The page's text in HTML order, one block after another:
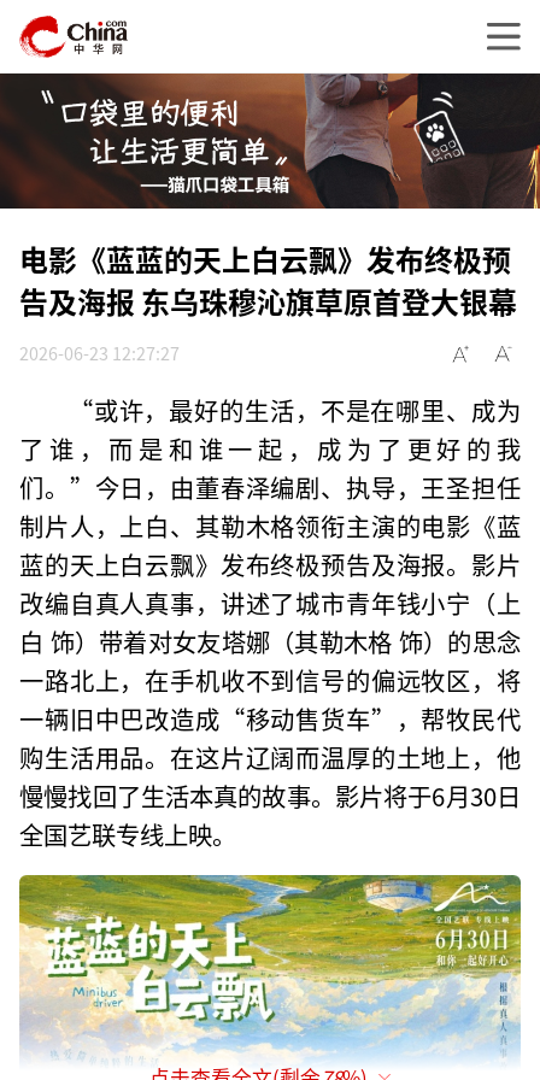
电影《蓝蓝的天上白云飘》发布终极预
告及海报 东乌珠穆沁旗草原首登大银幕
2026-06-23 12:27:27
“或许，最好的生活，不是在哪里、成为
了谁，而是和谁一起，成为了更好的我
们。”今日，由董春泽编剧、执导，王圣担任
制片人，上白、其勒木格领衔主演的电影《蓝
蓝的天上白云飘》发布终极预告及海报。影片
改编自真人真事，讲述了城市青年钱小宁（上
白 饰）带着对女友塔娜（其勒木格 饰）的思念
一路北上，在手机收不到信号的偏远牧区，将
一辆旧中巴改造成“移动售货车”，帮牧民代
购生活用品。在这片辽阔而温厚的土地上，他
慢慢找回了生活本真的故事。影片将于6月30日
全国艺联专线上映。